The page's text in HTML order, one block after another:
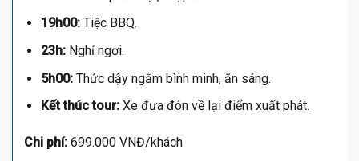
19h00:Tiệc BBQ.
23h:Nghỉ ngơi.
5h00:Thức dậy ngắm bình minh, ăn sáng.
Kết thúc tour:Xe đưa đón về lại điểm xuất phát.
Chi phí: 699.000 VNĐ/khách